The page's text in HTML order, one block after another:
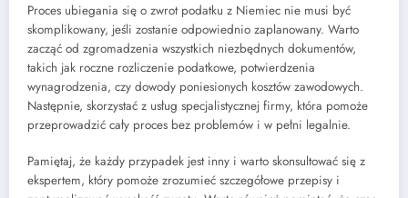
Proces ubiegania się o zwrot podatku z Niemiec nie musi być
skomplikowany, jeśli zostanie odpowiednio zaplanowany. Warto
zacząć od zgromadzenia wszystkich niezbędnych dokumentów,
takich jak roczne rozliczenie podatkowe, potwierdzenia
wynagrodzenia, czy dowody poniesionych kosztów zawodowych.
Następnie, skorzystać z usług specjalistycznej firmy, która pomoże
przeprowadzić cały proces bez problemów i w pełni legalnie.
Pamiętaj, że każdy przypadek jest inny i warto skonsultować się z
ekspertem, który pomoże zrozumieć szczegółowe przepisy i